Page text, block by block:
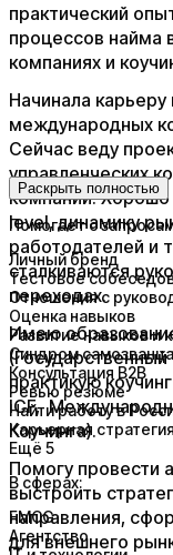
практический
процессов найма
компаниях и
​Начинала
международных
Сейчас веду
управленческих
компаний. Хорошо
level, динамику
работодателей и
сталкиваются
переходах.
​Имею
практикую
ICF,
Коучинга)​.
​Помогу провести
выстроить
направления,
для внешнего
Раскрыть полностью
Помогает с
Личный бренд
Тестовое
Отношения с
Оценка навыков
Развитие навыков и
Синдром самозванца
Консультация B2B
Ревью резюме
Найти работу в
Карьерная стратегия
Ещё 5
В сферах:
FMCG
Агентство